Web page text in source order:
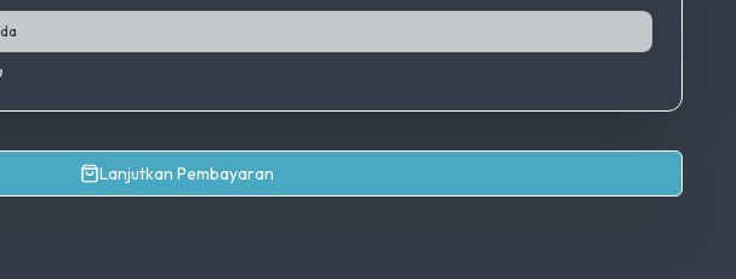
Lanjutkan Pembayaran